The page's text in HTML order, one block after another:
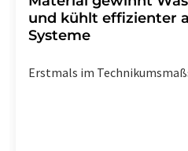
und kühlt effizienter
Systeme
Erstmals im